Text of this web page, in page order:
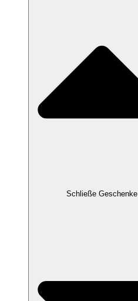
Schließe Geschenke